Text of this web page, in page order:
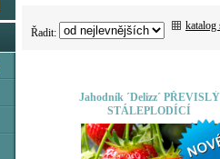
Řadit:
katalog
Jahodník ´Delizz´ PŘEVISLÝ
STÁLEPLODÍCÍ